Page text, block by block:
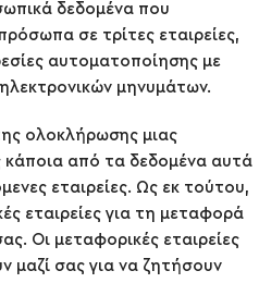
δεδομένα που
σε τρίτες εταιρείες,
αυτοματοποίησης με
μηνυμάτων.
ολοκλήρωσης μιας
κάποια από τα δεδομένα αυτά
εταιρείες. Ως εκ τούτου,
εταιρείες για τη μεταφορά
Οι μεταφορικές εταιρείες
μαζί σας για να ζητήσουν